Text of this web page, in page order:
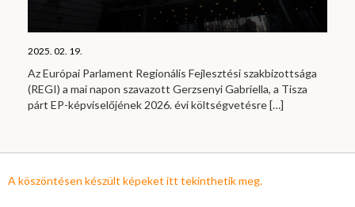
2025. 02. 19.
Az Európai Parlament Regionális Fejlesztési szakbizottsága
(REGI) a mai napon szavazott Gerzsenyi Gabriella, a Tisza
párt EP-képviselőjének 2026. évi költségvetésre[…]
A köszöntésen készült képeket itt tekinthetik meg.